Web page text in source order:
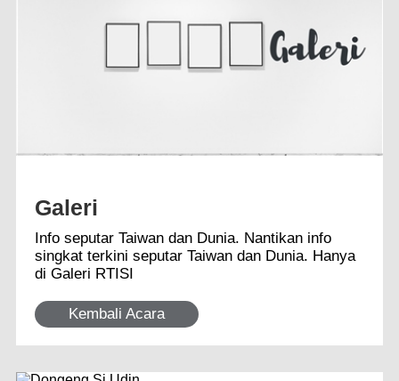
Galeri
Info seputar Taiwan dan Dunia. Nantikan info
singkat terkini seputar Taiwan dan Dunia. Hanya
di Galeri RTISI
Kembali Acara